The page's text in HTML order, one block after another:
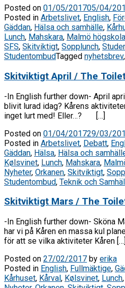
Posted on 01/05/201705/04/
Posted in Arbetslivet, English,
Gäddan, Hälsa och samhälle,
Lunch, Mahskara, Malmö högskola
SFS, Skitviktigt, Sopplunch,
StudentombudTagged nyhetsbrev,
Skitviktigt April / The
-In English further down- April
blivit lurad idag? Kårens
inget lurt med! Eller…? […]
Posted on 01/04/201729/03/
Posted in Arbetslivet, Debatt,
Gäddan, Hälsa, Hälsa och
Kølsvinet, Lunch, Mahskara,
Nyheter, Orkanen, Skitviktigt,
Studentombud, Teknik och
Skitviktigt Mars / The
-In English further down- Sköna
har vi på Kåren en massa kul
för att se vilka aktiviteter Kåren […]
Posted on 27/02/2017 by erika
Posted in English, Fullmäktige,
Kårhuset, Kårval, Kølsvinet, Lunch,